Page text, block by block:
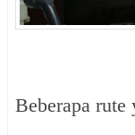
Beberapa